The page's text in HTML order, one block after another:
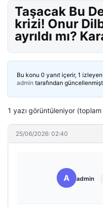
Taşacak Bu
krizi! Onur
ayrıldı mı?
Bu konu 0 yanıt içerir, 1
admin tarafından
1 yazı görüntüleniyor (toplam
25/06/2026: 02:40
A admin